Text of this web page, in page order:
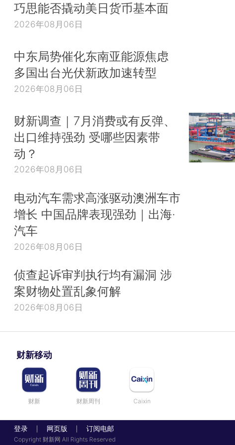
巧思能否撬动美日货币基本面
2026年08月06日
中东局势催化东南亚能源焦虑
多国出台光伏新政加速转型
2026年08月06日
财新调查｜7月消费或有反弹、
出口维持强劲 受哪些因素带
动？
2026年08月06日
电动汽车需求高涨驱动澳洲车市
增长 中国品牌表现强劲｜出海·
汽车
2026年08月06日
侦查起诉审判执行均有漏洞 涉
案财物处置乱象何解
2026年08月06日
财新移动
财新 财新周刊 Caixin
登录 网页版 订阅电邮
Copyright 财新网 All Rights Reserved